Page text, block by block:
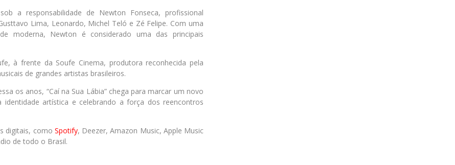
a responsabilidade de Newton Fonseca, profissional
Lima, Leonardo, Michel Teló e Zé Felipe. Com uma
moderna, Newton é considerado uma das principais
à frente da Soufe Cinema, produtora reconhecida pela
de grandes artistas brasileiros.
os anos, “Caí na Sua Lábia” chega para marcar um novo
artística e celebrando a força dos reencontros
digitais, como Spotify, Deezer, Amazon Music, Apple Music
de todo o Brasil.